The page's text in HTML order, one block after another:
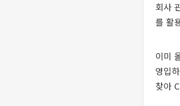
회사
를 활
이미
영입
찾아